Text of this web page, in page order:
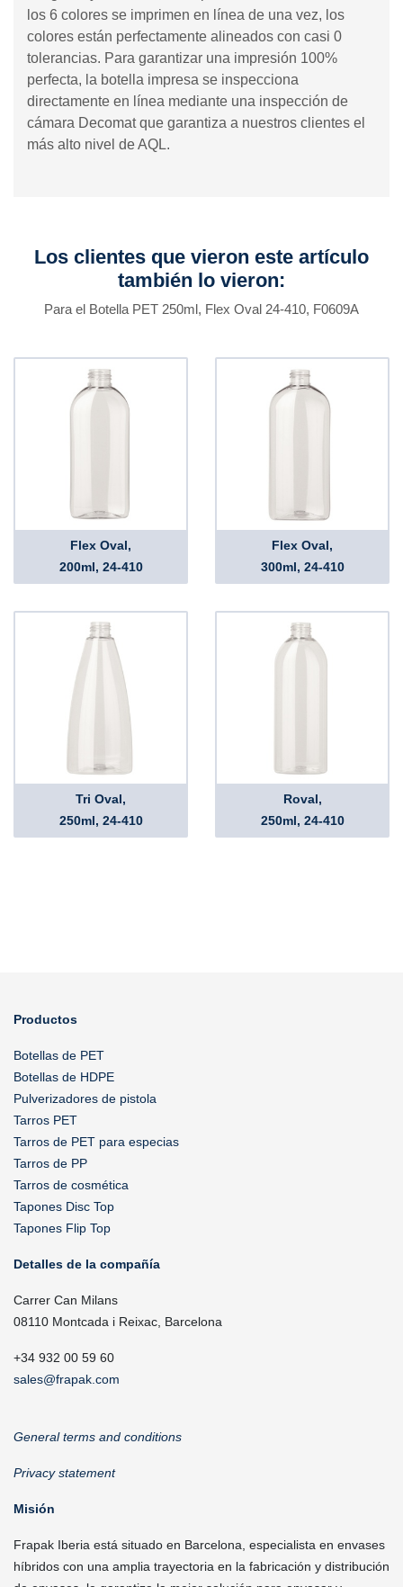
los 6 colores se imprimen en línea de una vez, los
colores están perfectamente alineados con casi 0
tolerancias. Para garantizar una impresión 100%
perfecta, la botella impresa se inspecciona
directamente en línea mediante una inspección de
cámara Decomat que garantiza a nuestros clientes el
más alto nivel de AQL.
Los clientes que vieron este artículo
también lo vieron:
Para el Botella PET 250ml, Flex Oval 24-410, F0609A
Flex Oval,
200ml, 24-410
Flex Oval,
300ml, 24-410
Tri Oval,
250ml, 24-410
Roval,
250ml, 24-410
Productos
Botellas de PET
Botellas de HDPE
Pulverizadores de pistola
Tarros PET
Tarros de PET para especias
Tarros de PP
Tarros de cosmética
Tapones Disc Top
Tapones Flip Top
Detalles de la compañía
Carrer Can Milans
08110 Montcada i Reixac, Barcelona
+34 932 00 59 60
sales@frapak.com
General terms and conditions
Privacy statement
Misión
Frapak Iberia está situado en Barcelona, especialista en envases
híbridos con una amplia trayectoria en la fabricación y distribución